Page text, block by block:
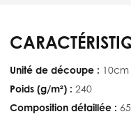
Unité de découpe : 10cm
Poids (g/m²) : 240
Composition détaillée :